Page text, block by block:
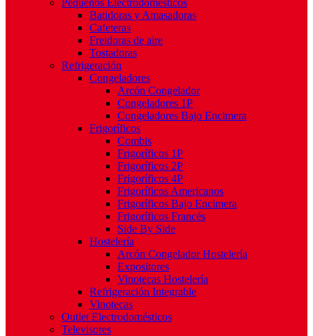
Pequeños Electrodomésticos
Batidoras y Amasadoras
Cafeteras
Freidoras de aire
Tostadoras
Refrigeración
Congeladores
Arcón Congelador
Congeladores 1P
Congeladores Bajo Encimera
Frigoríficos
Combis
Frigoríficos 1P
Frigoríficos 2P
Frigoríficos 4P
Frigoríficos Americanos
Frigoríficos Bajo Encimera
Frigoríficos Francés
Side By Side
Hostelería
Arcón Congelador Hostelería
Expositores
Vinotecas Hostelería
Refrigeración Integrable
Vinotecas
Outlet Electrodomésticos
Televisores